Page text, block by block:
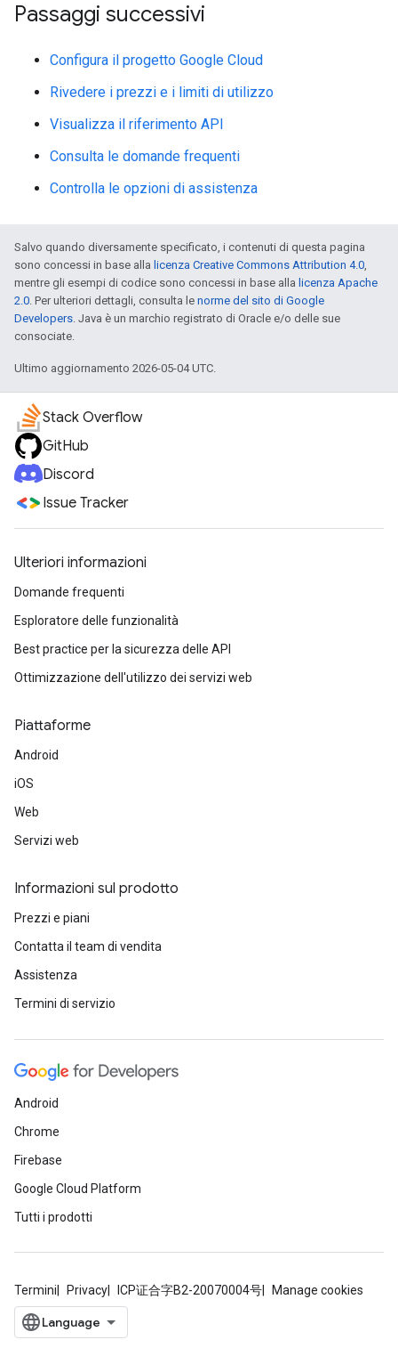
Passaggi successivi
Configura il progetto Google Cloud
Rivedere i prezzi e i limiti di utilizzo
Visualizza il riferimento API
Consulta le domande frequenti
Controlla le opzioni di assistenza
Salvo quando diversamente specificato, i contenuti di questa pagina
sono concessi in base alla licenza Creative Commons Attribution 4.0,
mentre gli esempi di codice sono concessi in base alla licenza Apache
2.0. Per ulteriori dettagli, consulta le norme del sito di Google
Developers. Java è un marchio registrato di Oracle e/o delle sue
consociate.
Ultimo aggiornamento 2026-05-04 UTC.
Stack Overflow
GitHub
Discord
Issue Tracker
Ulteriori informazioni
Domande frequenti
Esploratore delle funzionalità
Best practice per la sicurezza delle API
Ottimizzazione dell'utilizzo dei servizi web
Piattaforme
Android
iOS
Web
Servizi web
Informazioni sul prodotto
Prezzi e piani
Contatta il team di vendita
Assistenza
Termini di servizio
Android
Chrome
Firebase
Google Cloud Platform
Tutti i prodotti
Termini Privacy ICP证合字B2-20070004号 Manage cookies